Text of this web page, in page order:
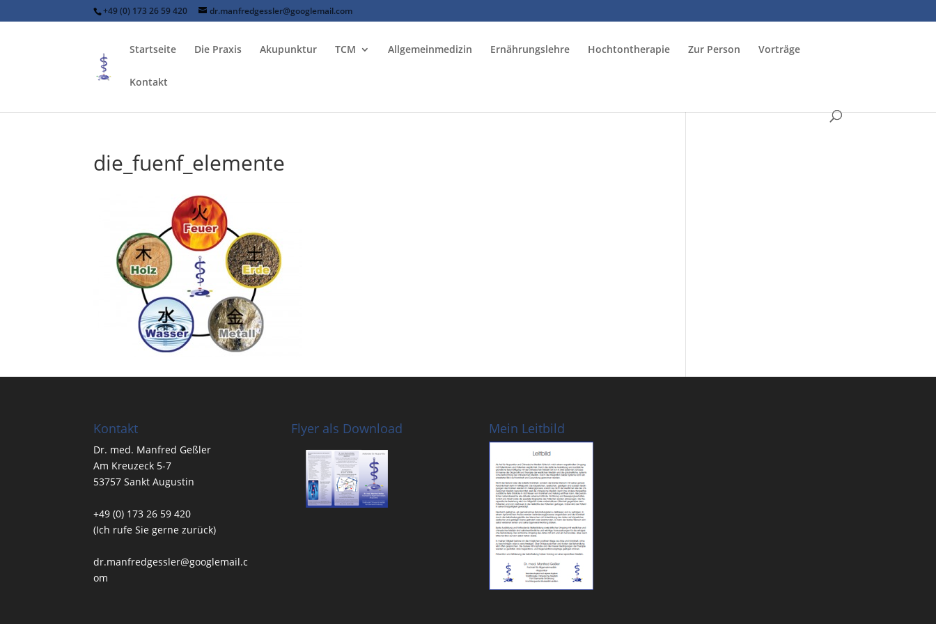
+49 (0) 173 26 59 420 dr.manfredgessler@googlemail.com
Startseite Die Praxis Akupunktur TCM Allgemeinmedizin Ernährungslehre Hochtontherapie Zur Person Vorträge
Kontakt
die_fuenf_elemente
Kontakt
Dr. med. Manfred Geßler
Am Kreuzeck 5-7
53757 Sankt Augustin
+49 (0) 173 26 59 420
(Ich rufe Sie gerne zurück)
dr.manfredgessler@googlemail.c
om
Flyer als Download Mein Leitbild